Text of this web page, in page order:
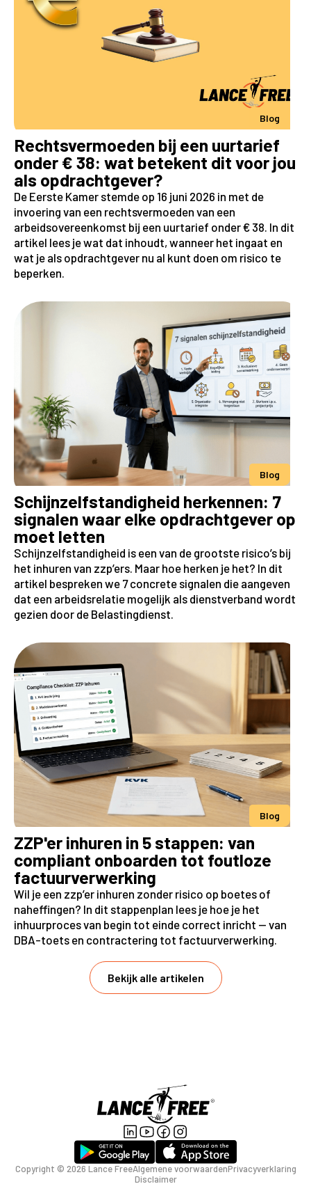
Blog
Rechtsvermoeden bij een uurtarief
onder € 38: wat betekent dit voor jou
als opdrachtgever?
De Eerste Kamer stemde op 16 juni 2026 in met de
invoering van een rechtsvermoeden van een
arbeidsovereenkomst bij een uurtarief onder € 38. In dit
artikel lees je wat dat inhoudt, wanneer het ingaat en
wat je als opdrachtgever nu al kunt doen om risico te
beperken.
Blog
Schijnzelfstandigheid herkennen: 7
signalen waar elke opdrachtgever op
moet letten
Schijnzelfstandigheid is een van de grootste risico’s bij
het inhuren van zzp’ers. Maar hoe herken je het? In dit
artikel bespreken we 7 concrete signalen die aangeven
dat een arbeidsrelatie mogelijk als dienstverband wordt
gezien door de Belastingdienst.
Blog
ZZP'er inhuren in 5 stappen: van
compliant onboarden tot foutloze
factuurverwerking
Wil je een zzp’er inhuren zonder risico op boetes of
naheffingen? In dit stappenplan lees je hoe je het
inhuurproces van begin tot einde correct inricht — van
DBA-toets en contractering tot factuurverwerking.
Bekijk alle artikelen
Copyright © 2026 Lance FreeAlgemene voorwaardenPrivacyverklaring
Disclaimer